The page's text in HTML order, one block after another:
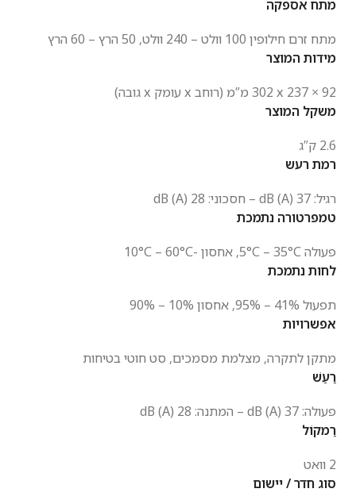
מתח אספקה
מתח זרם חילופין 100 וולט – 240 וולט, 50 הרץ – 60 הרץ
מידות המוצר
‎302‎ x 237 × 92 מ”מ (רוחב x עומק x גובה)
משקל המוצר
2.6 ק”ג
רמת רעש
רגיל: 37 dB (A) – חסכוני: 28 dB (A)
טמפרטורה נתמכת
פעולה 5°C – 35°C, אחסון -10°C – 60°C
לחות נתמכת
תפעול 41% – 95%, אחסון 10% – 90%
אפשרויות
מתקן לתקרה, מצלמת מסמכים, סט חוטי בטיחות
רַעַשׁ
פעולה: 37 dB (A) – המתנה: 28 dB (A)
רַמקוֹל
2 וואט
סוג חדר / יישום